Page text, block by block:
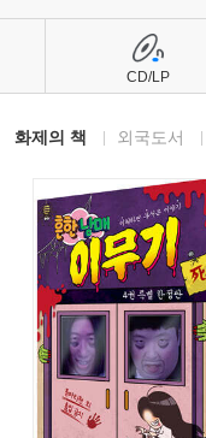
화제의 책 외국도서
CD/LP